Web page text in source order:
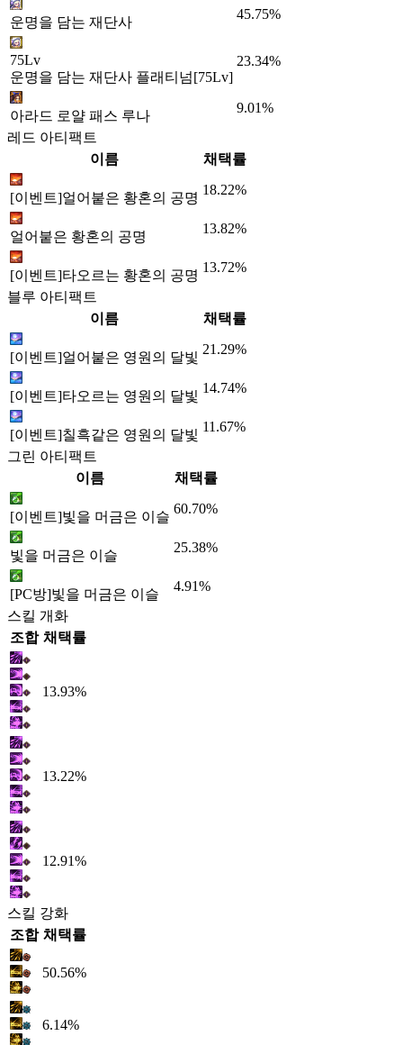
운명을 담는 재단사
45.75%
75Lv
운명을 담는 재단사 플래티넘[75Lv]
23.34%
아라드 로얄 패스 루나
9.01%
레드 아티팩트
이름
채택률
[이벤트]얼어붙은 황혼의 공명
18.22%
얼어붙은 황혼의 공명
13.82%
[이벤트]타오르는 황혼의 공명
13.72%
블루 아티팩트
이름
채택률
[이벤트]얼어붙은 영원의 달빛
21.29%
[이벤트]타오르는 영원의 달빛
14.74%
[이벤트]칠흑같은 영원의 달빛
11.67%
그린 아티팩트
이름
채택률
[이벤트]빛을 머금은 이슬
60.70%
빛을 머금은 이슬
25.38%
[PC방]빛을 머금은 이슬
4.91%
스킬 개화
조합 채택률
13.93%
13.22%
12.91%
스킬 강화
조합 채택률
50.56%
6.14%